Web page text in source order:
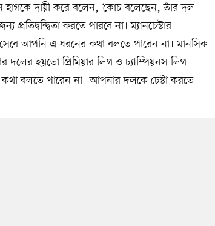
হাগকে দায়ী করে বলেন, ‘কোচ বলেছেন, তাঁর দল
করতে পারবে না। ম্যানচেস্টার
আপনি এ ধরনের কথা বলতে পারেন না। মানসিক
হয়তো প্রিমিয়ার লিগ ও চ্যাম্পিয়নস লিগ
কথা বলতে পারেন না। আপনার দলকে চেষ্টা করতে